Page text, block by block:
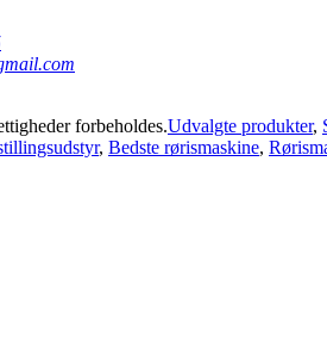
forbeholdes.Udvalgte produkter,
, Bedste rørismaskine,